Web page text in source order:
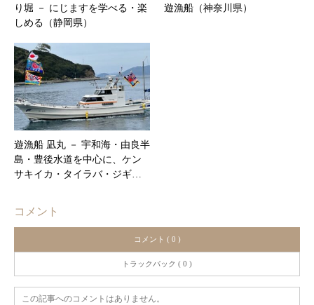
り堀 － にじますを学べる・楽
しめる（静岡県）
遊漁船（神奈川県）
遊漁船 凪丸 － 宇和海・由良半
島・豊後水道を中心に、ケン
サキイカ・タイラバ・ジギ…
コメント
コメント ( 0 )
トラックバック ( 0 )
この記事へのコメントはありません。